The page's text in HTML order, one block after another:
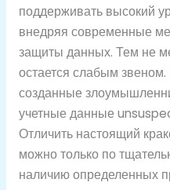
поддерживать высокий
внедряя современные
защиты данных. Тем не
остается слабым
созданные
учетные данные
Отличить настоящий
можно только по
наличию определенных